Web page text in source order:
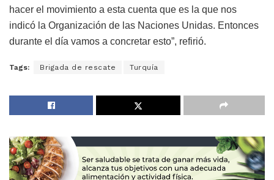
hacer el movimiento a esta cuenta que es la que nos
indicó la Organización de las Naciones Unidas. Entonces
durante el día vamos a concretar esto”, refirió.
Tags: Brigada de rescate Turquía